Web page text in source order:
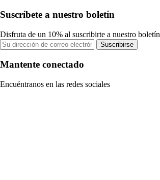
Suscríbete a nuestro boletín
Disfruta de un 10% al suscribirte a nuestro boletín
Suscribirse
Mantente conectado
Encuéntranos en las redes sociales